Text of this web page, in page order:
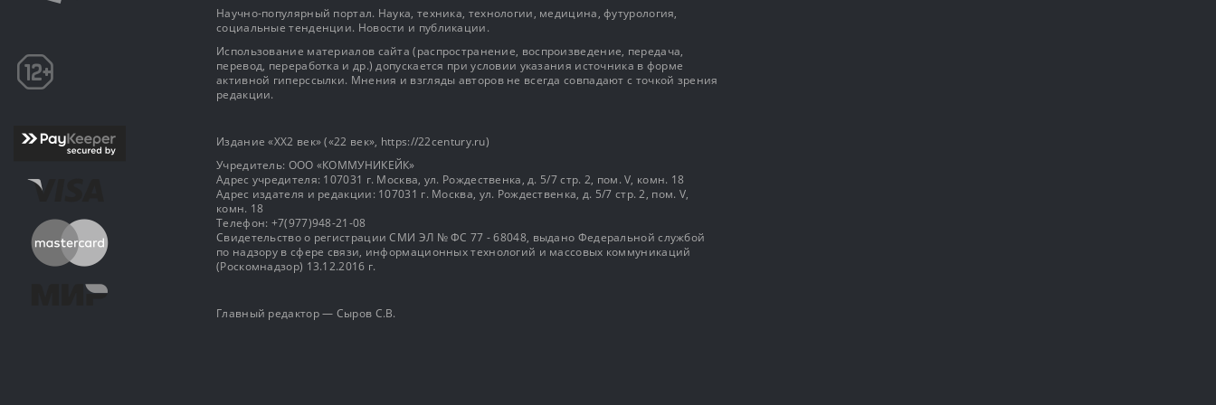
Научно-популярный портал. Наука, техника, технологии, медицина, футурология,
социальные тенденции. Новости и публикации.
Использование материалов сайта (распространение, воспроизведение, передача,
перевод, переработка и др.) допускается при условии указания источника в форме
активной гиперссылки. Мнения и взгляды авторов не всегда совпадают с точкой зрения
редакции.
Издание «XX2 век» («22 век», https://22century.ru)
Учредитель: OOO «КОММУНИКЕЙК»
Адрес учредителя: 107031 г. Москва, ул. Рождественка, д. 5/7 стр. 2, пом. V, комн. 18
Адрес издателя и редакции: 107031 г. Москва, ул. Рождественка, д. 5/7 стр. 2, пом. V,
комн. 18
Телефон: +7(977)948-21-08
Свидетельство о регистрации СМИ ЭЛ № ФС 77 - 68048, выдано Федеральной службой
по надзору в сфере связи, информационных технологий и массовых коммуникаций
(Роскомнадзор) 13.12.2016 г.
Главный редактор — Сыров С.В.